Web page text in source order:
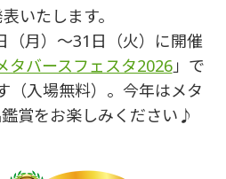
いたします。
（月）～31日（火）に開催
タバースフェスタ2026」で
（入場無料）。今年はメタ
賞をお楽しみください♪